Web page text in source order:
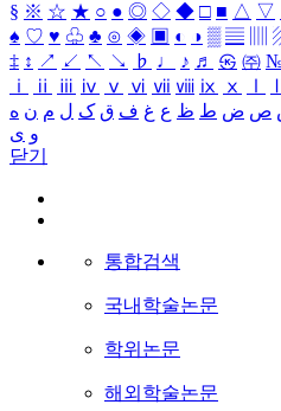
§ ※ ☆ ★ ○ ● ◎ ◇ ◆ □ ■ △ ▽
♠ ♡ ♥ ♧ ♣ ⊙ ◈ ▣ ◐ ◑ ▒ ▤
‡ ↕ ↗ ↙ ↖ ↘ ♭ ♩ ♪ ♬ ㉿ ㈜
ⅰ
ⅱ ⅲ ⅳ ⅴ ⅵ ⅶ ⅷ ⅸ ⅹ
ص ض ط ظ ع غ ف ق ک ل م ن ه
و ی
닫기
통합검색
국내학술논문
학위논문
해외학술논문